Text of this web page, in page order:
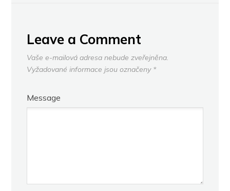
Leave a Comment
Vaše e-mailová adresa nebude zveřejněna.
Vyžadované informace jsou označeny *
Message